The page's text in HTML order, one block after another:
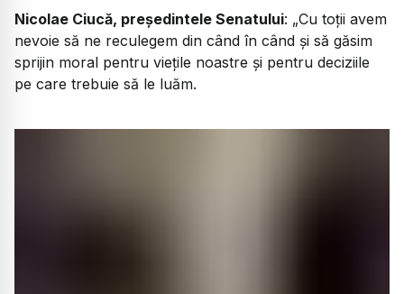
Nicolae Ciucă, președintele Senatului: „Cu toții avem
nevoie să ne reculegem din când în când și să găsim
sprijin moral pentru viețile noastre și pentru deciziile
pe care trebuie să le luăm.